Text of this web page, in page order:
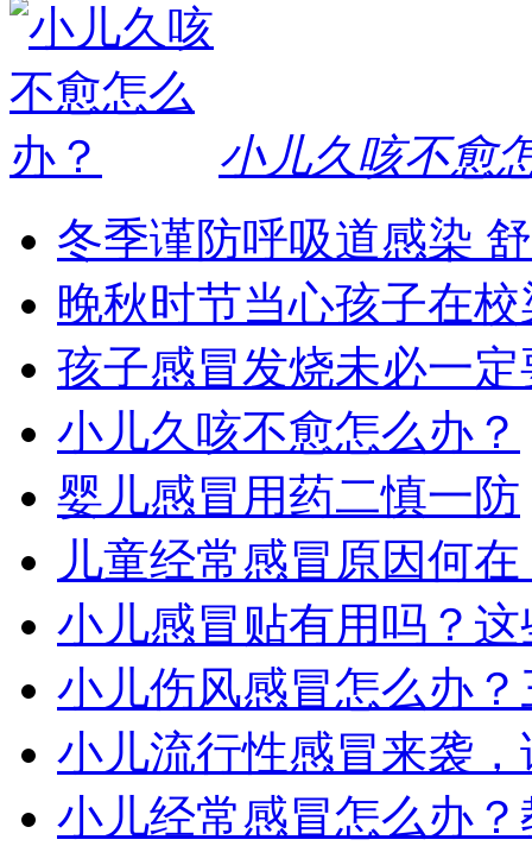
小儿久咳不愈
冬季谨防呼吸道感染
晚秋时节当心孩子在
孩子感冒发烧未必一
小儿久咳不愈怎么办？
婴儿感冒用药二慎一防
儿童经常感冒原因何
小儿感冒贴有用吗？
小儿伤风感冒怎么办
小儿流行性感冒来袭
小儿经常感冒怎么办